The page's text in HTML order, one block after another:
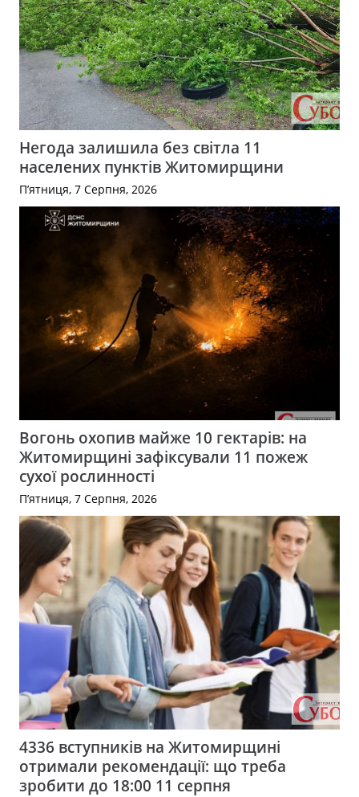
Негода залишила без світла 11
населених пунктів Житомирщини
П’ятниця, 7 Серпня, 2026
Вогонь охопив майже 10 гектарів: на
Житомирщині зафіксували 11 пожеж
сухої рослинності
П’ятниця, 7 Серпня, 2026
4336 вступників на Житомирщині
отримали рекомендації: що треба
зробити до 18:00 11 серпня